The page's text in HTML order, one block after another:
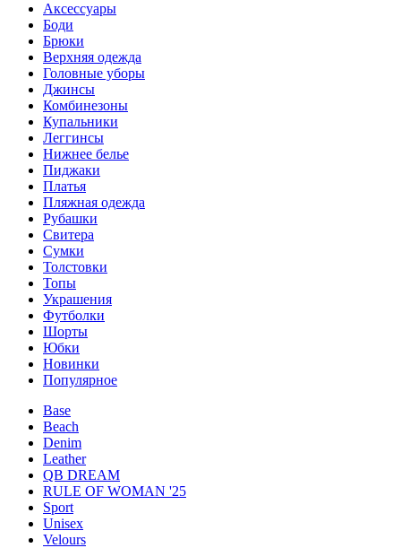
Аксессуары
Боди
Брюки
Верхняя одежда
Головные уборы
Джинсы
Комбинезоны
Купальники
Леггинсы
Нижнее белье
Пиджаки
Платья
Пляжная одежда
Рубашки
Свитера
Сумки
Толстовки
Топы
Украшения
Футболки
Шорты
Юбки
Новинки
Популярное
Base
Beach
Denim
Leather
QB DREAM
RULE OF WOMAN '25
Sport
Unisex
Velours